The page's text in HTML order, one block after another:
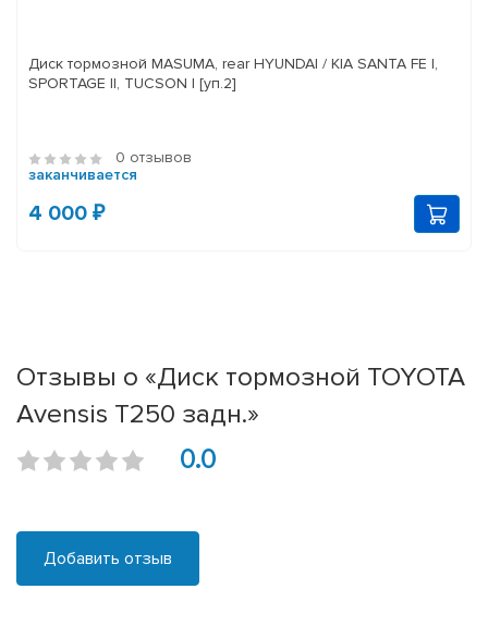
Диск тормозной MASUMA, rear HYUNDAI / KIA SANTA FE I,
SPORTAGE II, TUCSON I [уп.2]
0 отзывов
заканчивается
4 000 ₽
Отзывы о «Диск тормозной TOYOTA
Avensis T250 задн.»
0.0
Добавить отзыв